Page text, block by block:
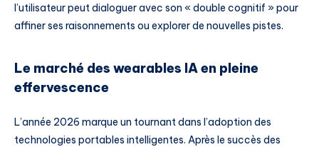
l’utilisateur peut dialoguer avec son « double cognitif » pour
affiner ses raisonnements ou explorer de nouvelles pistes.
Le marché des wearables IA en pleine
effervescence
L’année 2026 marque un tournant dans l’adoption des
technologies portables intelligentes. Après le succès des